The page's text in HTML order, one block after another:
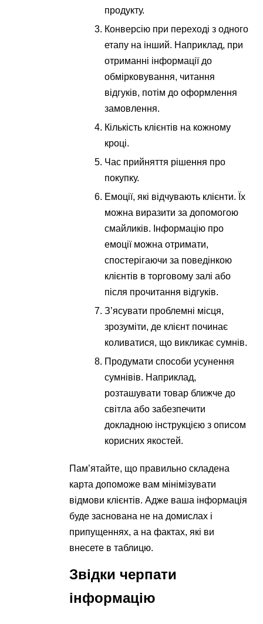
продукту.
Конверсію при переході з одного
етапу на інший. Наприклад, при
отриманні інформації до
обмірковування, читання
відгуків, потім до оформлення
замовлення.
Кількість клієнтів на кожному
кроці.
Час прийняття рішення про
покупку.
Емоції, які відчувають клієнти. Їх
можна виразити за допомогою
смайликів. Інформацію про
емоції можна отримати,
спостерігаючи за поведінкою
клієнтів в торговому залі або
після прочитання відгуків.
З’ясувати проблемні місця,
зрозуміти, де клієнт починає
коливатися, що викликає сумнів.
Продумати способи усунення
сумнівів. Наприклад,
розташувати товар ближче до
світла або забезпечити
докладною інструкцією з описом
корисних якостей.
Пам’ятайте, що правильно складена
карта допоможе вам мінімізувати
відмови клієнтів. Адже ваша інформація
буде заснована не на домислах і
припущеннях, а на фактах, які ви
внесете в таблицю.
Звідки черпати
інформацію